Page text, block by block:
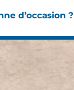
d’occasion ?